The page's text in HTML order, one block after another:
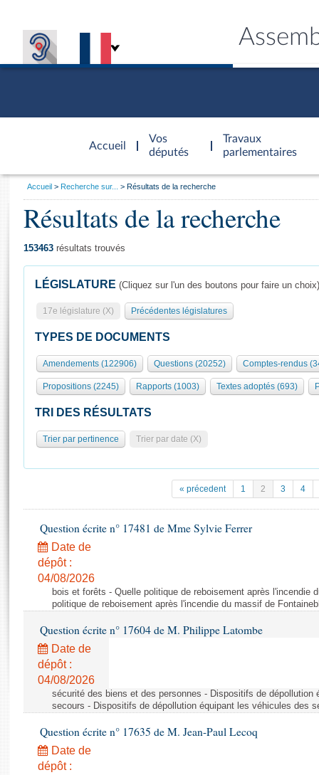
Accueil
d'accueil
Vos
députés
Travaux
parlementaires
Présidence
577 députés
Groupes politiques
Séance publique
Commissions et autres organes
Europe et International
Pétitions
Projets de loi
Propositions de loi
Amendements
Textes adoptés
Rapports législatifs
Rapports sur l'application des lois
Baromètre de l’application des lois
Dossiers législatifs
Budget et sécurité sociale
Questions écrites et orales
Général
Rôle et pouvoirs de l'Assemblée
Organisation de l'Assemblée
Présidence Conférence des Présidents Bureau Collège des
Statistiques et chiffres clés
( Constitution | Règlement de l'Assemblée ... )
Histoire
Juniors
Anciennes législatures
Visiter l'Assemblée
Visite virtuelle du palais Bourbon
Assister à une séance
Contacts et plan d'accès
Photos libres de droit
Vous
Accueil Recherche sur... Résultats de la recherche
Résultats de la recherche
153463 résultats trouvés
LÉGISLATURE (Cliquez sur l'un des boutons pour faire un choix)
17e législature (X) Précédentes législatures
TYPES DE DOCUMENTS
Amendements (122906) Questions (20252) Comptes-rendus
Propositions (2245) Rapports (1003) Textes adoptés (693)
TRI DES RÉSULTATS
Trier par pertinence Trier par date (X)
« précedent 1 2 3 4
Question écrite n° 17481 de Mme Sylvie Ferrer
Date de
dépôt :
04/08/2026
bois et forêts - Quelle politique de reboisement après l'incendie
politique de reboisement après l'incendie du massif de
Question écrite n° 17604 de M. Philippe Latombe
Date de
dépôt :
04/08/2026
sécurité des biens et des personnes - Dispositifs de
secours - Dispositifs de dépollution équipant les véhicules des
Question écrite n° 17635 de M. Jean-Paul Lecoq
Date de
dépôt :